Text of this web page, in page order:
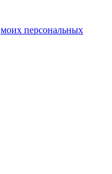
моих персональных